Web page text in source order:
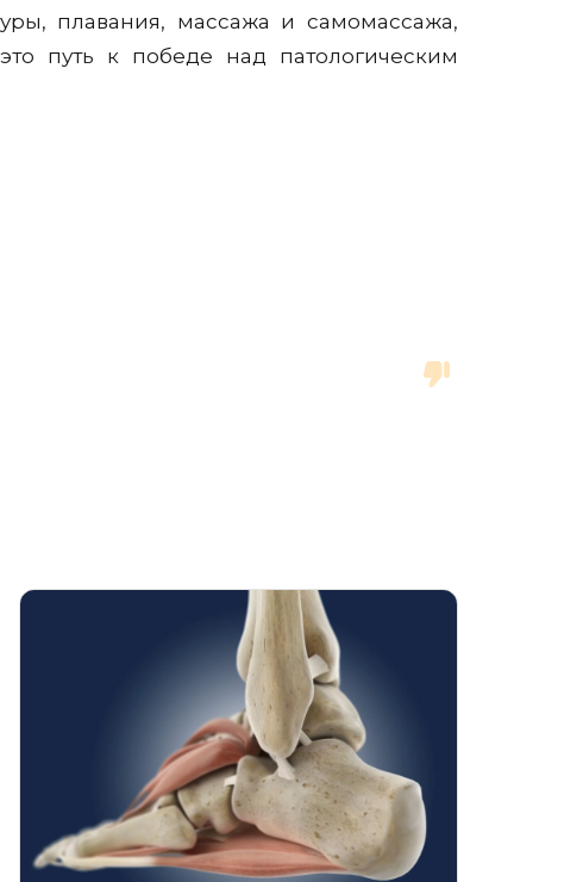
плавания, массажа и самомассажа,
путь к победе над патологическим